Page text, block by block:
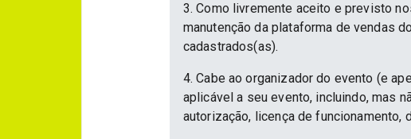
3. Como livremente aceito e previsto
manutenção da plataforma de vendas
cadastrados(as).
4. Cabe ao organizador do evento (e
aplicável a seu evento, incluindo, mas
autorização, licença de